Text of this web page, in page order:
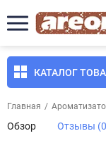
КАТАЛОГ
Главная /
Обзор Отзывы